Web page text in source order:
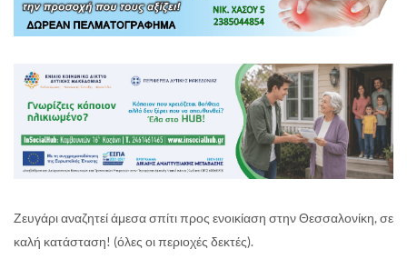
Ζευγάρι αναζητεί άμεσα σπίτι προς ενοικίαση στην Θεσσαλονίκη, σε
καλή κατάσταση! (όλες οι περιοχές δεκτές).